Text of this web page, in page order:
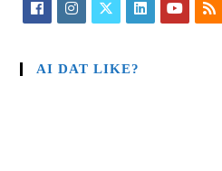
AI DAT LIKE?